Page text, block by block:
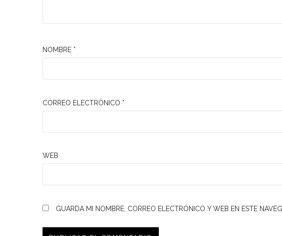
NOMBRE *
CORREO ELECTRÓNICO *
WEB
GUARDA MI NOMBRE, CORREO ELECTRÓNICO Y WEB EN ESTE